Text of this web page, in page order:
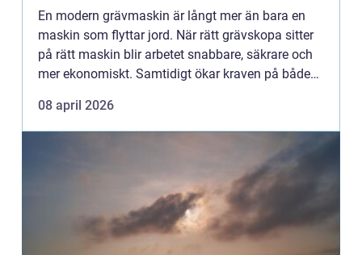
En modern grävmaskin är långt mer än bara en
maskin som flyttar jord. När rätt grävskopa sitter
på rätt maskin blir arbetet snabbare, säkrare och
mer ekonomiskt. Samtidigt ökar kraven på både
ligga ...
08 april 2026